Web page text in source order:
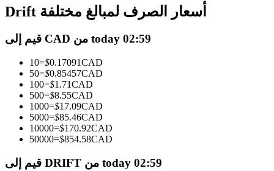
انضم إلى أفضل المتداولين
كن متداول نسخ
استمتع بتقاسم الأرباح وعمولات نسخ التداول
Drift أسعار الصرف لمبالغ مختلفة
قيم إلى CAD من today 02:59
10=$0.17091CAD
50=$0.85457CAD
100=$1.71CAD
500=$8.55CAD
1000=$17.09CAD
5000=$85.46CAD
10000=$170.92CAD
50000=$854.58CAD
قيم إلى DRIFT من today 02:59